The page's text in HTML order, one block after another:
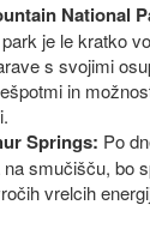
National
je le kratko
s svojimi
in
Springs: Po
na smučišču, bo
vrelcih